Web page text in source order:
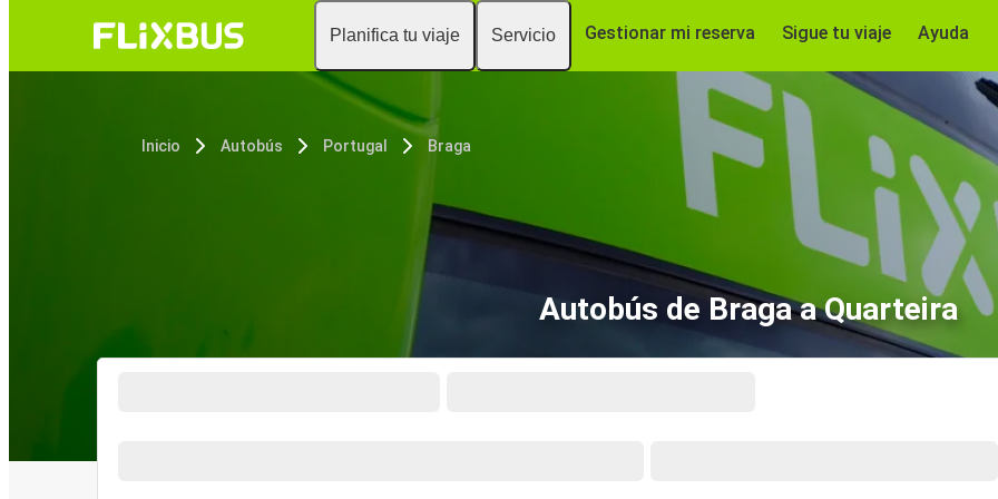
Planifica tu viaje Servicio Gestionar mi reserva Sigue tu viaje Ayuda
Inicio Autobús Portugal Braga
Autobús de Braga a Quarteira